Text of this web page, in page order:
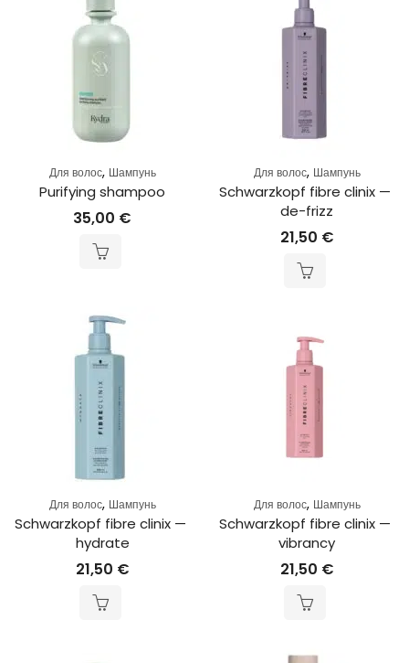
Для волос, Шампунь
Purifying shampoo
35,00 €
Для волос, Шампунь
Schwarzkopf fibre clinix —
de-frizz
21,50 €
Для волос, Шампунь
Schwarzkopf fibre clinix —
hydrate
21,50 €
Для волос, Шампунь
Schwarzkopf fibre clinix —
vibrancy
21,50 €